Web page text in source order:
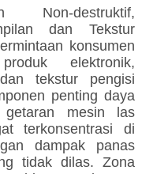
destruktif,
dan Tekstur
konsumen
elektronik,
tekstur pengisi
penting daya
mesin las
terkonsentrasi di
dampak panas
tidak dilas. Zona